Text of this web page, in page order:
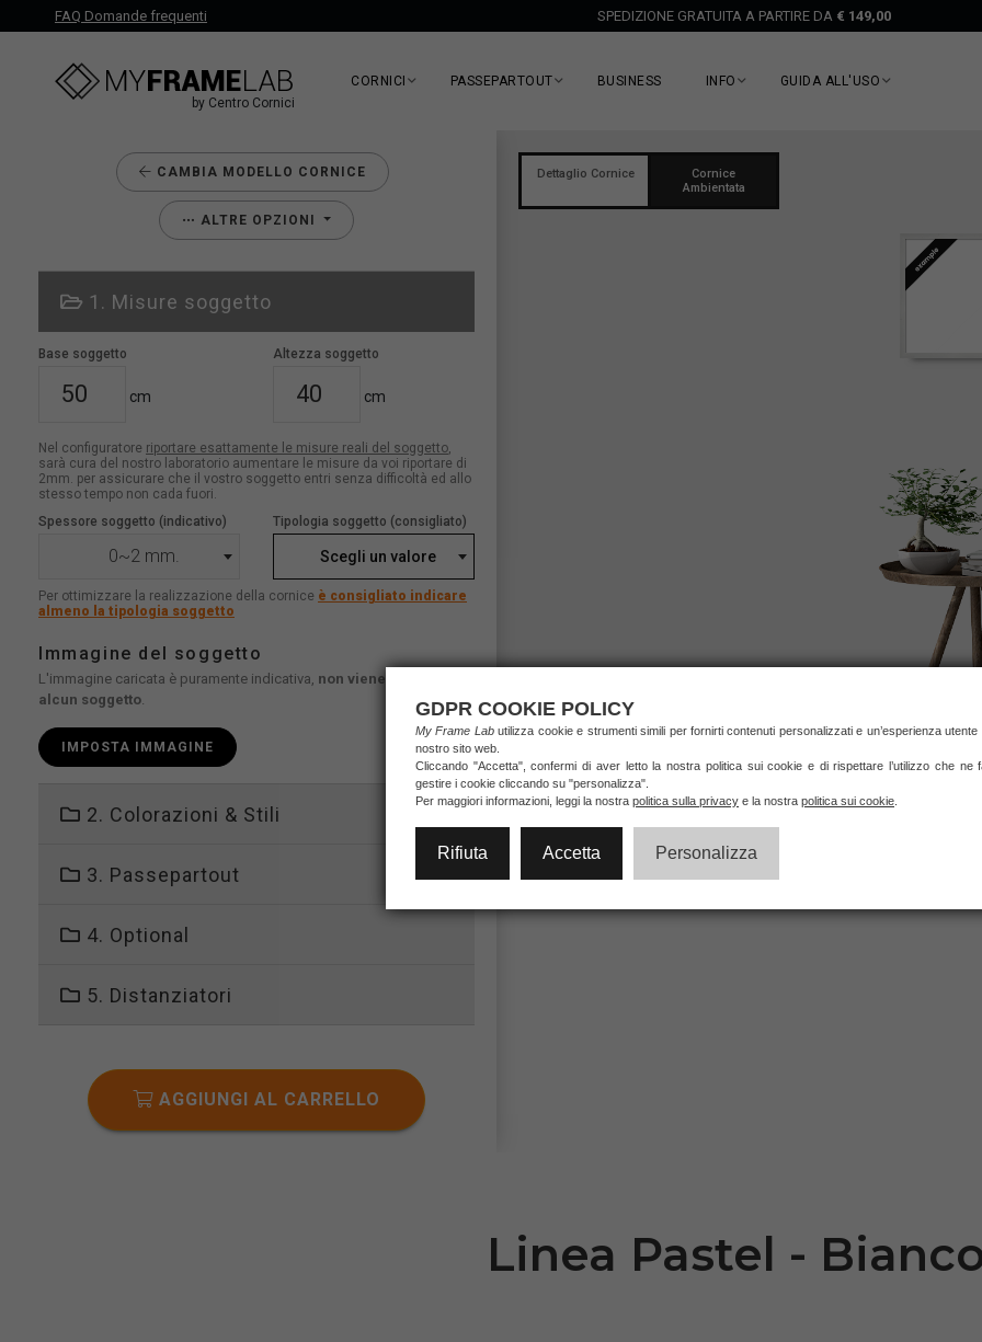
FAQ Domande frequenti SPEDIZIONE GRATUITA A PARTIRE DA € 149,00
by Centro Cornici
CORNICI PASSEPARTOUT BUSINESS INFO GUIDA ALL'USO
CAMBIA MODELLO CORNICE
ALTRE OPZIONI
1. Misure soggetto
Base soggetto
cm
Altezza soggetto
cm
Nel configuratore riportare esattamente le misure reali del soggetto,
sarà cura del nostro laboratorio aumentare le misure da voi riportare di
2mm. per assicurare che il vostro soggetto entri senza difficoltà ed allo
stesso tempo non cada fuori.
Spessore soggetto (indicativo)
0~2 mm.
Tipologia soggetto (consigliato)
Scegli un valore
Per ottimizzare la realizzazione della cornice è consigliato indicare
almeno la tipologia soggetto
Immagine del soggetto
L'immagine caricata è puramente indicativa, non viene stampato
alcun soggetto.
IMPOSTA IMMAGINE
2. Colorazioni & Stili
3. Passepartout
4. Optional
5. Distanziatori
AGGIUNGI AL CARRELLO
Dettaglio Cornice
Cornice
Ambientata
Linea Pastel -
GDPR COOKIE POLICY
My Frame Labutilizza cookie e strumenti simili per fornirti contenuti personalizzati e un’esperienza utente
nostro sito web.
Cliccando "Accetta", confermi di aver letto la nostra politica sui cookie e di rispettare l’utilizzo che ne
gestire i cookie cliccando su "personalizza".
Per maggiori informazioni, leggi la nostra politica sulla privacy e la nostra politica sui cookie
Rifiuta Accetta Personalizza